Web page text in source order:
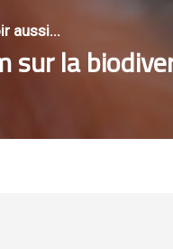
aussi...
sur la